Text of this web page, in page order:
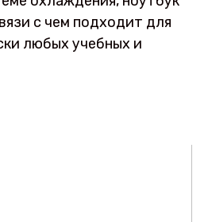
с чем подходит для
любых учебных и